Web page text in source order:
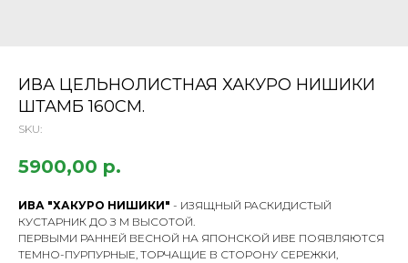
ИВА ЦЕЛЬНОЛИСТНАЯ ХАКУРО НИШИКИ
ШТАМБ 160СМ.
SKU:
5900,00 р.
ИВА "ХАКУРО НИШИКИ" - ИЗЯЩНЫЙ РАСКИДИСТЫЙ
КУСТАРНИК ДО З М ВЫСОТОЙ.
ПЕРВЫМИ РАННЕЙ ВЕСНОЙ НА ЯПОНСКОЙ ИВЕ ПОЯВЛЯЮТСЯ
ТЕМНО-ПУРПУРНЫЕ, ТОРЧАЩИЕ В СТОРОНУ СЕРЕЖКИ,